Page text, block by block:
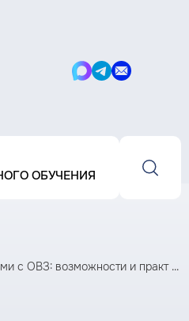
Написать
Написать
Написать
ОБУЧЕНИЯ
с ОВЗ: возможности и практ ...